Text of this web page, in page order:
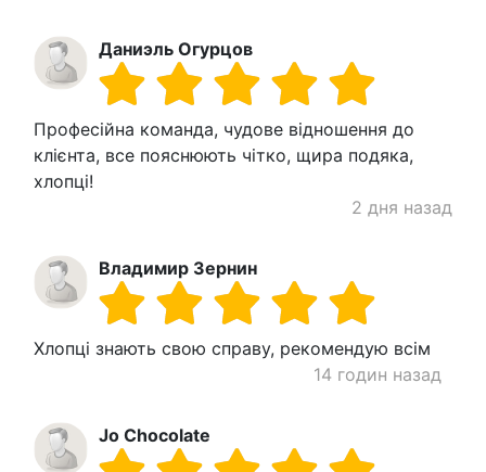
Даниэль Огурцов
Професійна команда, чудове відношення до
клієнта, все пояснюють чітко, щира подяка,
хлопці!
2 дня назад
Владимир Зернин
Хлопці знають свою справу, рекомендую всім
14 годин назад
Jo Chocolate